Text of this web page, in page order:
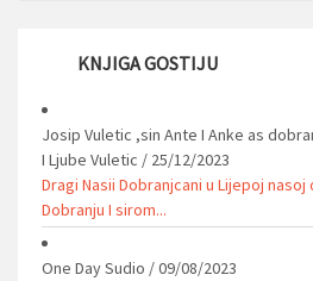
KNJIGA GOSTIJU
Josip Vuletic ,sin Ante I Anke as
I Ljube Vuletic / 25/12/2023
Dragi Nasii Dobranjcani u Lijepoj
Dobranju I sirom...
One Day Sudio /09/08/2023